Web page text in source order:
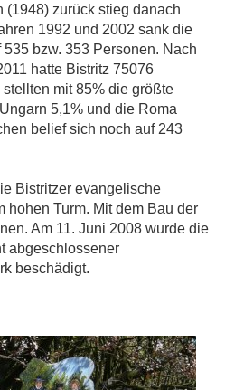
(1948) zurück stieg danach
1992 und 2002 sank die
bzw. 353 Personen. Nach
hatte Bistritz 75076
mit 85% die größte
5,1% und die Roma
belief sich noch auf 243
Bistritzer evangelische
hohen Turm. Mit dem Bau der
Am 11. Juni 2008 wurde die
abgeschlossener
beschädigt.